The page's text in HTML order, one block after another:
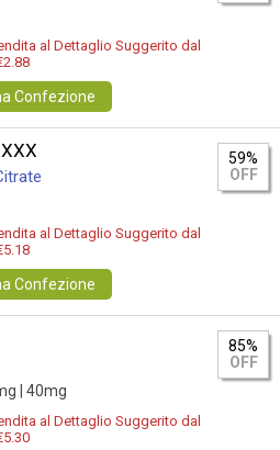
al Dettaglio Suggerito dal
Confezione
59%
OFF
al Dettaglio Suggerito dal
Confezione
| 40mg
85%
OFF
al Dettaglio Suggerito dal